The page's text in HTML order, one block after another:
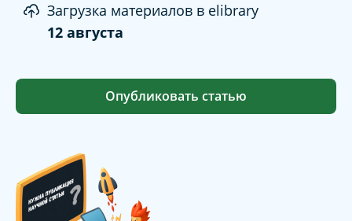
Загрузка материалов в elibrary
12 августа
Опубликовать статью